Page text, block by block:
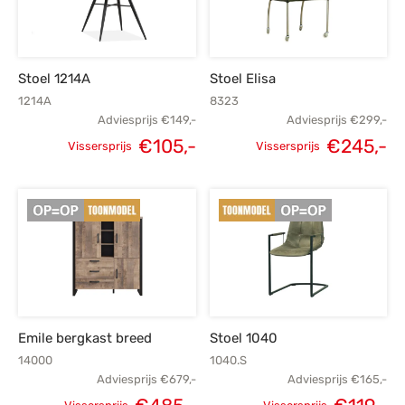
Stoel 1214A
1214A
Adviesprijs €149,-
prijs was:
Vissersprijs €105,-
prijs is:
€105,-.
Stoel Elisa
8323
Adviesprijs €299,-
Oorspronkelijke
Vissersprijs €245,-
Emile bergkast breed
14000
Adviesprijs €679,-
Stoel 1040
1040.S
Adviesprijs €165,-
Toonmodellen
toonmodel
PVC
en montageservice